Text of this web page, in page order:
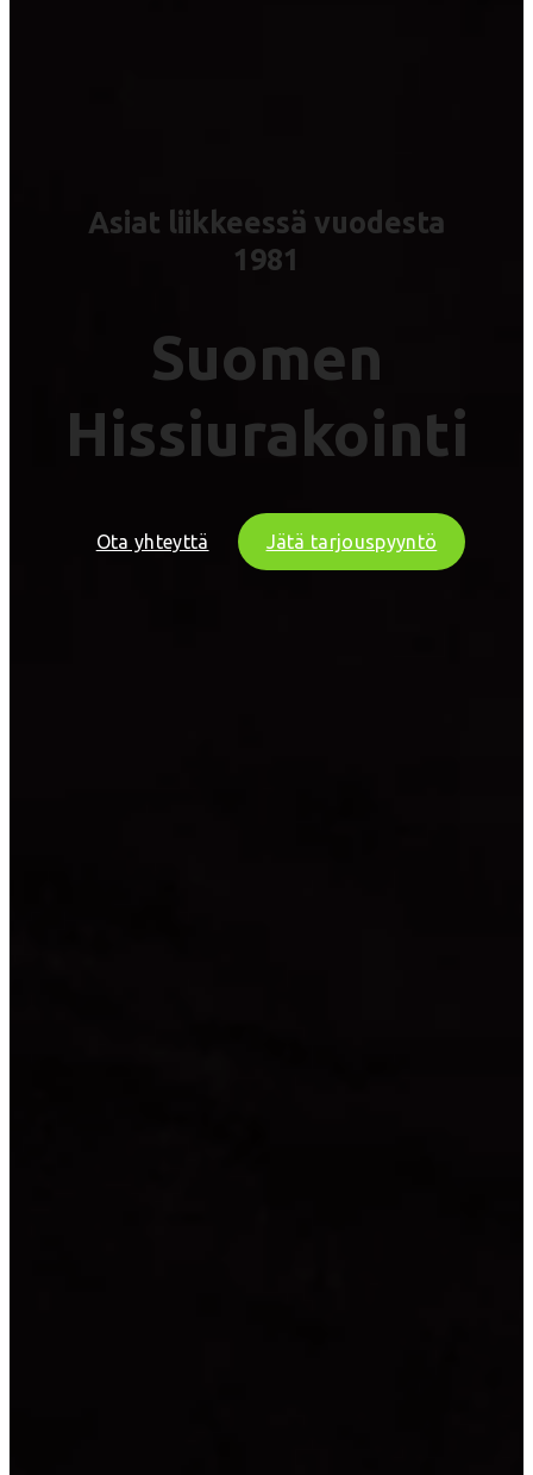
Asiat liikkeessä vuodesta
1981
Suomen
Hissiurakointi
Ota yhteyttä Jätä tarjouspyyntö